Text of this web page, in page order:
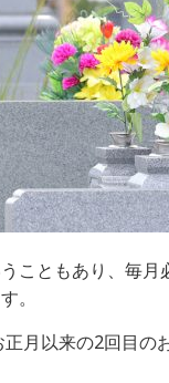
こともあり、毎月
。
月以来の2回目の